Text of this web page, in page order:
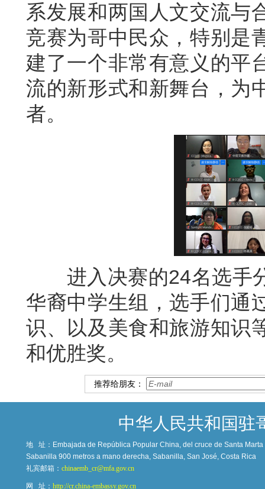
系发展和两国人文交流与
竞赛为哥中民众，特别是
建了一个非常有意义的平
流的新形式和新舞台，为
者。
进入决赛的24名选手
华裔中学生组，选手们通
识、以及美食和旅游知识
和优胜奖。
推荐给朋友：
中华人民共和国驻
地 址： Embajada de República Popular China, del cruce de Santa
Sabanilla 900 metros a mano derecha, Sabanilla, San José, Costa Rica
礼宾邮箱： chinaemb_cr@mfa.gov.cn
网 址： http://cr.china-embassy.gov.cn